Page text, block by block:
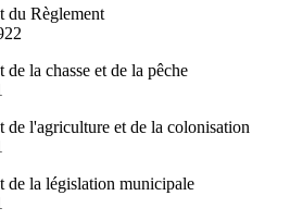
du Règlement
la chasse et de la pêche
de l'agriculture et de la colonisation
de la législation municipale